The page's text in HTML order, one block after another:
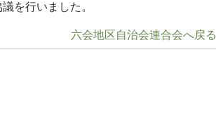
を行いました。
六会地区自治会連合会へ戻る